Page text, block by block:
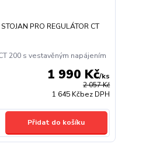
PRO REGULÁTOR CT
200 s vestavěným napájením
2 057 Kč
1 990 Kč/ks
1 645 Kčbez DPH
Přidat do košíku